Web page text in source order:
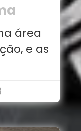
área
e as